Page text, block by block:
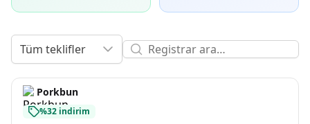
Tüm teklifler
Porkbun
%32 indirim